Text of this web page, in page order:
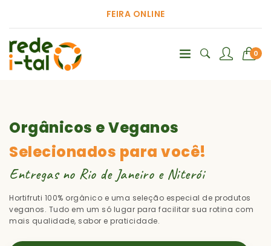
FEIRA ONLINE
0
Orgânicos e Veganos
Selecionados para você!
Entregas no Rio de Janeiro e Niterói
Hortifruti 100% orgânico e uma seleção especial de produtos
veganos. Tudo em um só lugar para facilitar sua rotina com
mais qualidade, sabor e praticidade.